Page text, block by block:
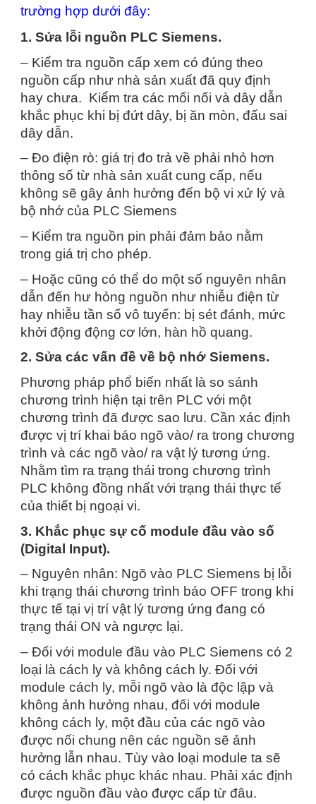
trường hợp dưới đây:
1. Sửa lỗi nguồn PLC Siemens.
– Kiểm tra nguồn cấp xem có đúng theo
nguồn cấp như nhà sản xuất đã quy định
hay chưa. Kiểm tra các mối nối và dây dẫn
khắc phục khi bị đứt dây, bị ăn mòn, đấu sai
dây dẫn.
– Đo điện rò: giá trị đo trả về phải nhỏ hơn
thông số từ nhà sản xuất cung cấp, nếu
không sẽ gây ảnh hưởng đến bộ vi xử lý và
bộ nhớ của PLC Siemens
– Kiểm tra nguồn pin phải đảm bảo nằm
trong giá trị cho phép.
– Hoặc cũng có thể do một số nguyên nhân
dẫn đến hư hỏng nguồn như nhiễu điện từ
hay nhiễu tần số vô tuyến: bị sét đánh, mức
khởi động động cơ lớn, hàn hồ quang.
2. Sửa các vấn đề về bộ nhớ Siemens.
Phương pháp phổ biến nhất là so sánh
chương trình hiện tại trên PLC với một
chương trình đã được sao lưu. Cần xác định
được vị trí khai báo ngõ vào/ ra trong chương
trình và các ngõ vào/ ra vật lý tương ứng.
Nhằm tìm ra trạng thái trong chương trình
PLC không đồng nhất với trạng thái thực tế
của thiết bị ngoại vi.
3. Khắc phục sự cố module đầu vào số
(Digital Input).
– Nguyên nhân: Ngõ vào PLC Siemens bị lỗi
khi trạng thái chương trình báo OFF trong khi
thực tế tại vị trí vật lý tương ứng đang có
trạng thái ON và ngược lại.
– Đối với module đầu vào PLC Siemens có 2
loại là cách ly và không cách ly. Đối với
module cách ly, mỗi ngõ vào là độc lập và
không ảnh hưởng nhau, đối với module
không cách ly, một đầu của các ngõ vào
được nối chung nên các nguồn sẽ ảnh
hưởng lẫn nhau. Tùy vào loại module ta sẽ
có cách khắc phục khác nhau. Phải xác định
được nguồn đầu vào được cấp từ đâu.